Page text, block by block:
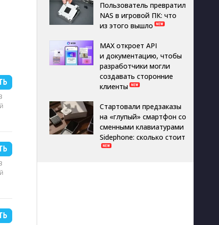
Пользователь превратил
NAS в игровой ПК: что
из этого вышло
MAX откроет API
и документацию, чтобы
разработчики могли
создавать сторонние
клиенты
Стартовали предзаказы
на «глупый» смартфон со
сменными клавиатурами
Sidephone: сколько стоит